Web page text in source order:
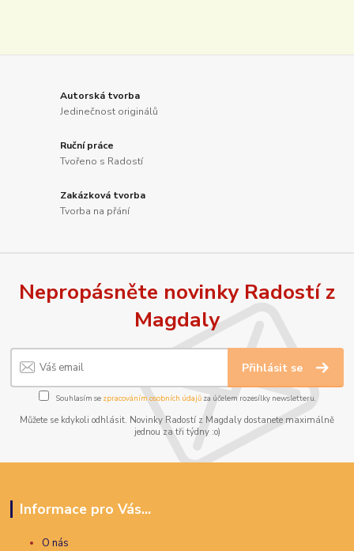
Autorská tvorba
Jedinečnost originálů
Ruční práce
Tvořeno s Radostí
Zakázková tvorba
Tvorba na přání
Nepropásněte novinky Radostí z
Magdaly
Přihlásit se
Souhlasím se zpracováním osobních údajůza účelem rozesílky newsletteru.
Můžete se kdykoli odhlásit. Novinky Radostí z Magdaly dostanete maximálně
jednou za tři týdny :o)
Informace pro Vás...
O nás